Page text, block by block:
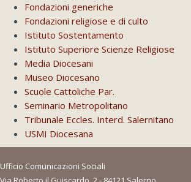
Fondazioni generiche
Fondazioni religiose e di culto
Istituto Sostentamento
Istituto Superiore Scienze Religiose
Media Diocesani
Museo Diocesano
Scuole Cattoliche Par.
Seminario Metropolitano
Tribunale Eccles. Interd. Salernitano
USMI Diocesana
Ufficio Comunicazioni Sociali